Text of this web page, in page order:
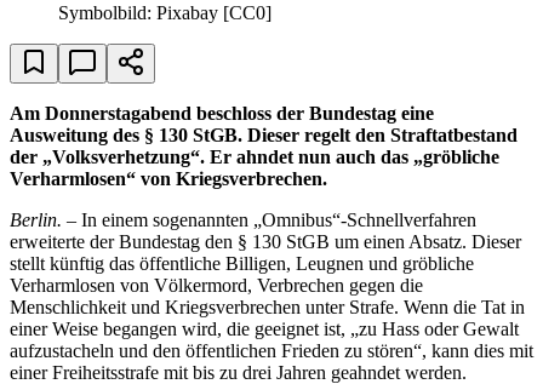
Symbolbild: Pixabay [CC0]
Am Donnerstagabend beschloss der Bundestag eine
Ausweitung des § 130 StGB. Dieser regelt den Straftatbestand
der „Volksverhetzung“. Er ahndet nun auch das „gröbliche
Verharmlosen“ von Kriegsverbrechen.
Berlin. – In einem sogenannten „Omnibus“-Schnellverfahren
erweiterte der Bundestag den § 130 StGB um einen Absatz. Dieser
stellt künftig das öffentliche Billigen, Leugnen und gröbliche
Verharmlosen von Völkermord, Verbrechen gegen die
Menschlichkeit und Kriegsverbrechen unter Strafe. Wenn die Tat in
einer Weise begangen wird, die geeignet ist, „zu Hass oder Gewalt
aufzustacheln und den öffentlichen Frieden zu stören“, kann dies mit
einer Freiheitsstrafe mit bis zu drei Jahren geahndet werden.